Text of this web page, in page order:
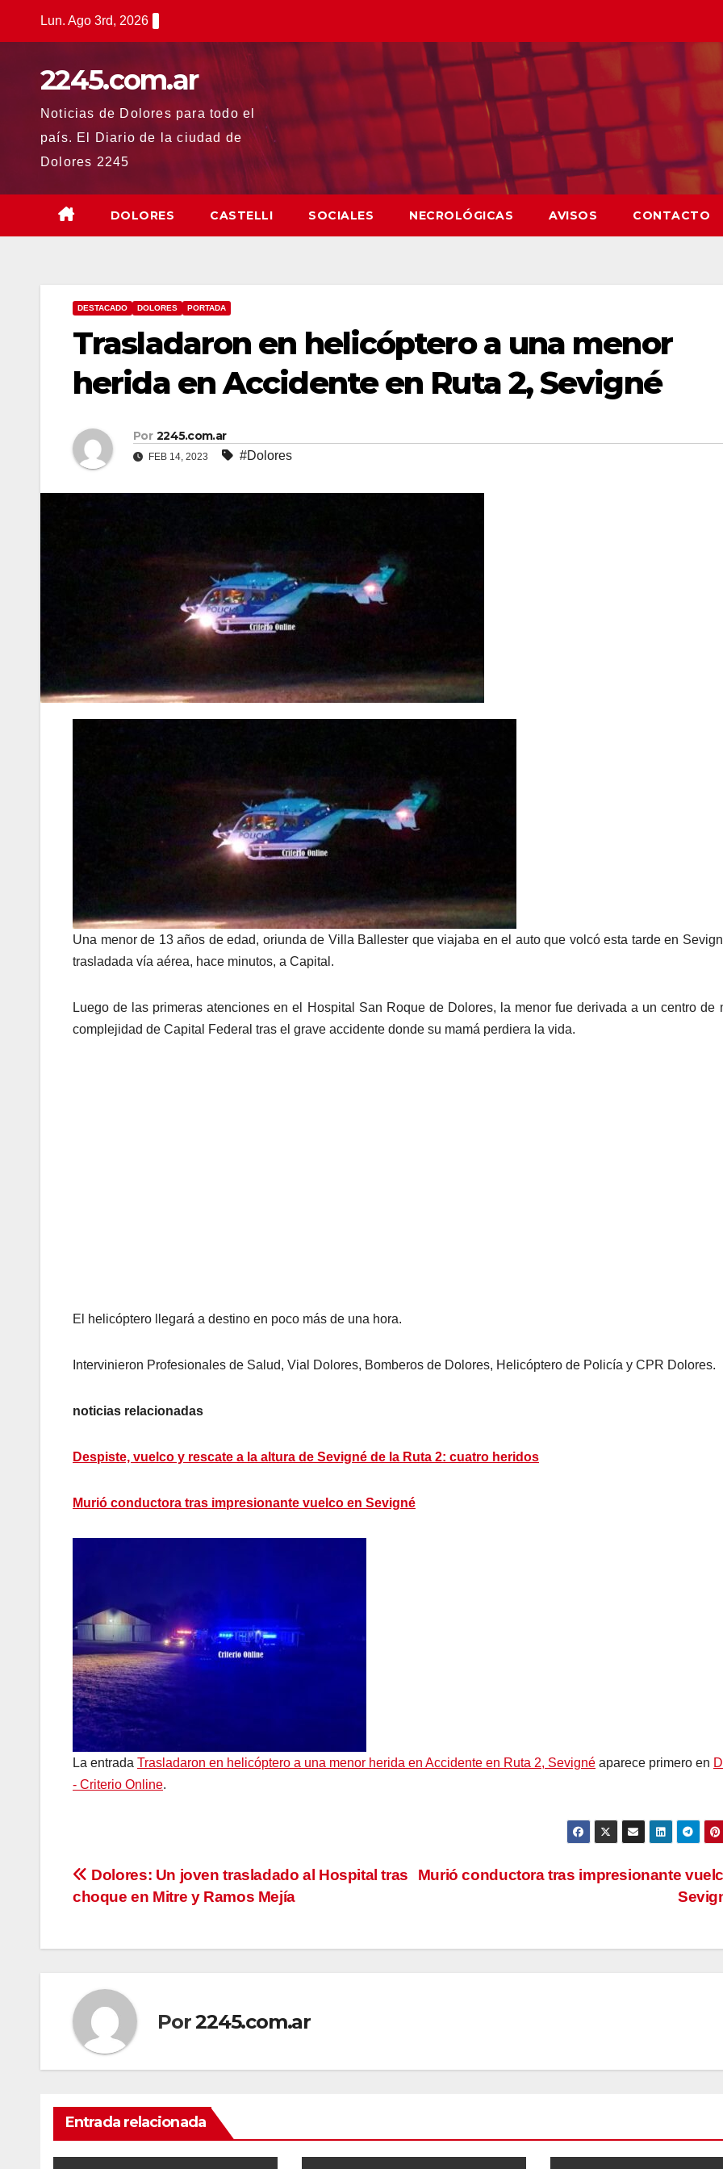
Lun. Ago 3rd, 2026
2245.com.ar
Noticias de Dolores para todo el
país. El Diario de la ciudad de
Dolores 2245
DOLORES CASTELLI SOCIALES NECROLÓGICAS AVISOS CONTACTO
DESTACADO DOLORES PORTADA
Trasladaron en helicóptero a una menor
herida en Accidente en Ruta 2, Sevigné
Por 2245.com.ar
FEB 14, 2023 #Dolores
Una menor de 13 años de edad, oriunda de Villa Ballester que viajaba en el auto que volcó esta tarde en
trasladada vía aérea, hace minutos, a Capital.
Luego de las primeras atenciones en el Hospital San Roque de Dolores, la menor fue derivada a un centro de
complejidad de Capital Federal tras el grave accidente donde su mamá perdiera la vida.
El helicóptero llegará a destino en poco más de una hora.
Intervinieron Profesionales de Salud, Vial Dolores, Bomberos de Dolores, Helicóptero de Policía y CPR Dolores.
noticias relacionadas
Despiste, vuelco y rescate a la altura de Sevigné de la Ruta 2: cuatro heridos
Murió conductora tras impresionante vuelco en Sevigné
La entrada Trasladaron en helicóptero a una menor herida en Accidente en Ruta 2, Sevigné aparece primero en
- Criterio Online.
Navegación
entradas
Murió conductora tras impresionante
Dolores: Un joven trasladado al Hospital tras
choque en Mitre y Ramos Mejía
Por2245.com.ar
Entrada relacionada